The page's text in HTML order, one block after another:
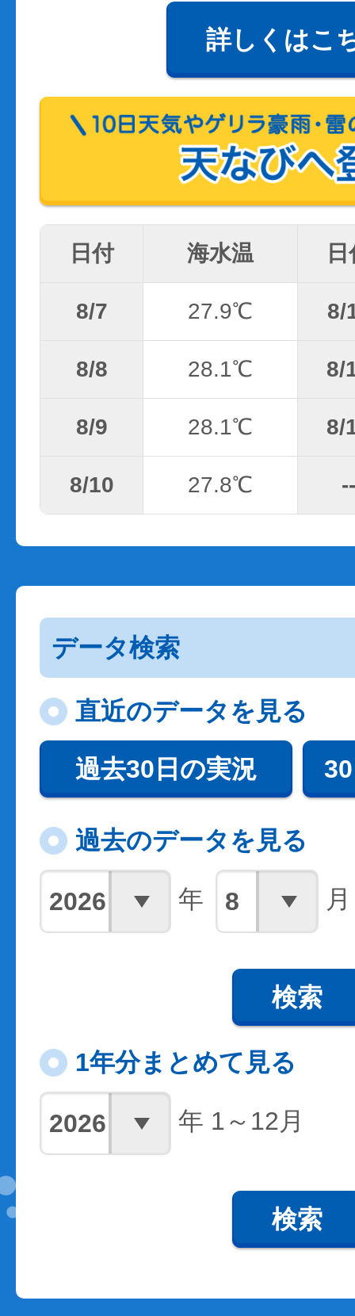
詳しくはこ
日付 海水温
8/7 27.9℃ 8/
8/8 28.1℃ 8/
8/9 28.1℃ 8/
8/10 27.8℃ --
データ検索
直近のデータを見る
過去30日の実況
過去のデータを見る
年 月
検索
1年分まとめて見る
年 1～12月
検索